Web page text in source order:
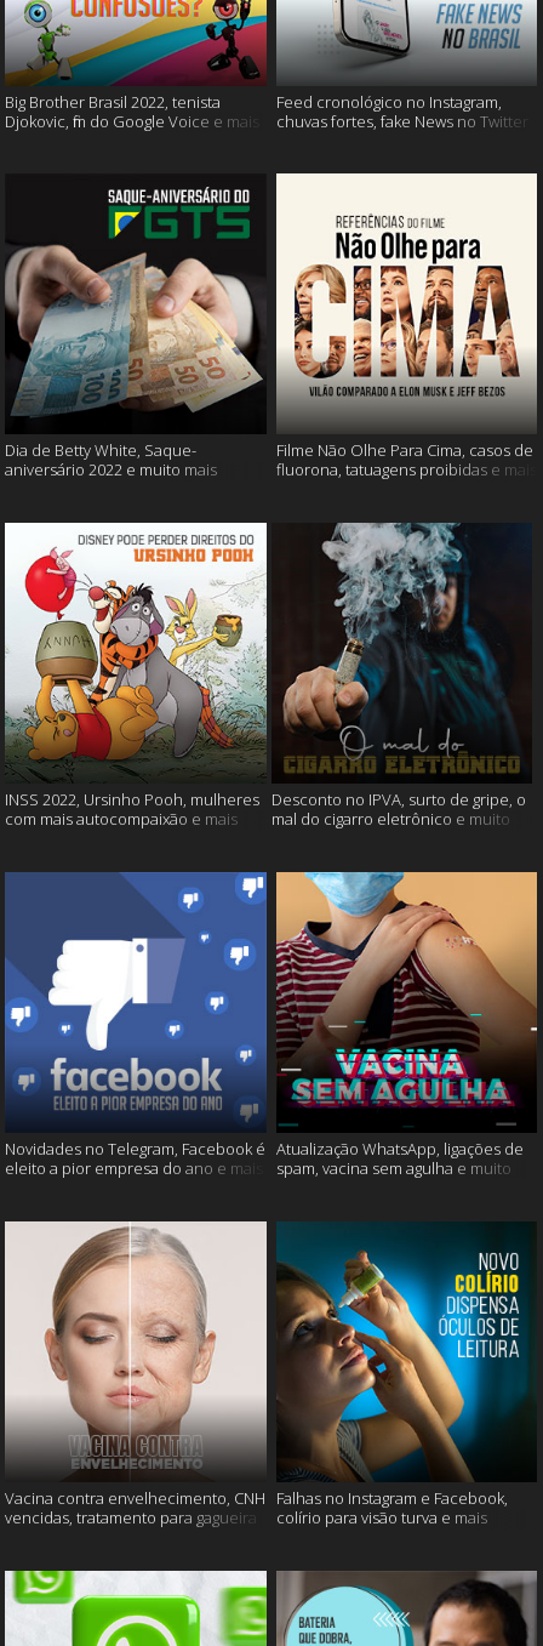
Big Brother Brasil 2022, tenista
Djokovic, fim do Google Voice e mais
Feed cronológico no Instagram,
chuvas fortes, fake News no Twitter
Dia de Betty White, Saque-
aniversário 2022 e muito mais
Filme Não Olhe Para Cima, casos de
fluorona, tatuagens proibidas e mais
INSS 2022, Ursinho Pooh, mulheres
com mais autocompaixão e mais
Desconto no IPVA, surto de gripe, o
mal do cigarro eletrônico e muito
Novidades no Telegram, Facebook é
eleito a pior empresa do ano e mais
Atualização WhatsApp, ligações de
spam, vacina sem agulha e muito
Vacina contra envelhecimento, CNH
vencidas, tratamento para gagueira
Falhas no Instagram e Facebook,
colírio para visão turva e mais